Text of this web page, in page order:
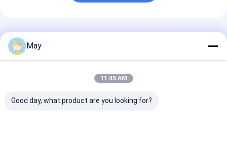
推薦されたプロダクト
May
11:45 AM
Good day, what product are you looking for?